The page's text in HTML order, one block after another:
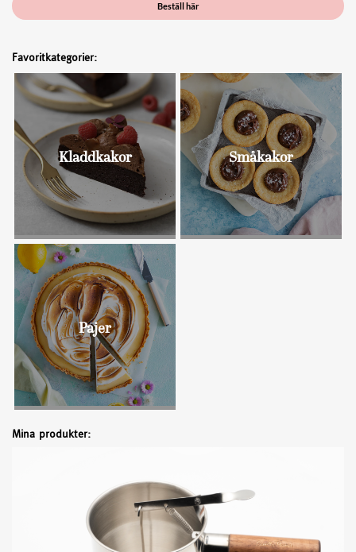
Beställ här
Favoritkategorier:
Kladdkakor Småkakor
Pajer
Mina produkter: